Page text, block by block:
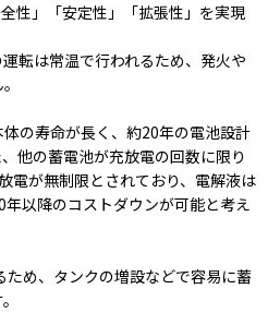
性」「安定性」「拡張性」を実現
転は常温で行われるため、発火や
の寿命が長く、約20年の電池設計
他の蓄電池が充放電の回数に限り
電が無制限とされており、電解液は
以降のコストダウンが可能と考え
め、タンクの増設などで容易に蓄